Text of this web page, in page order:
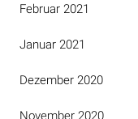
Februar 2021
Januar 2021
Dezember 2020
November 2020